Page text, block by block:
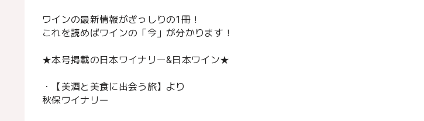
ワインの最新情報がぎっしりの1冊！
これを読めばワインの「今」が分かります！
★本号掲載の日本ワイナリー&日本ワイン★
・【美酒と美食に出会う旅】より
秋保ワイナリー